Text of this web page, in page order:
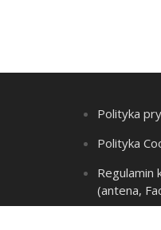
Polityka
Polityka
Regulamin
(antena,